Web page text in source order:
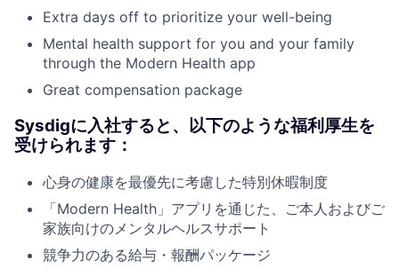
Extra days off to prioritize your well-being
Mental health support for you and your family
through the Modern Health app
Great compensation package
Sysdigに入社すると、以下のような福利厚生を
受けられます：
心身の健康を最優先に考慮した特別休暇制度
「Modern Health」アプリを通じた、ご本人およびご
家族向けのメンタルヘルスサポート
競争力のある給与・報酬パッケージ